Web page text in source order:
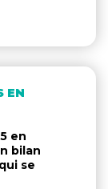
EN
en
bilan
se